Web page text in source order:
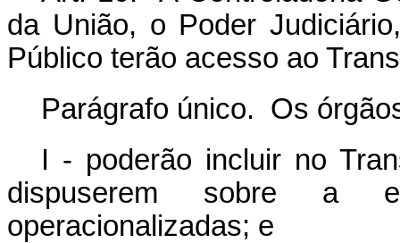
da União, o Poder
Público terão acesso ao
Parágrafo único. Os
I - poderão incluir no
dispuserem sobre a
operacionalizadas; e